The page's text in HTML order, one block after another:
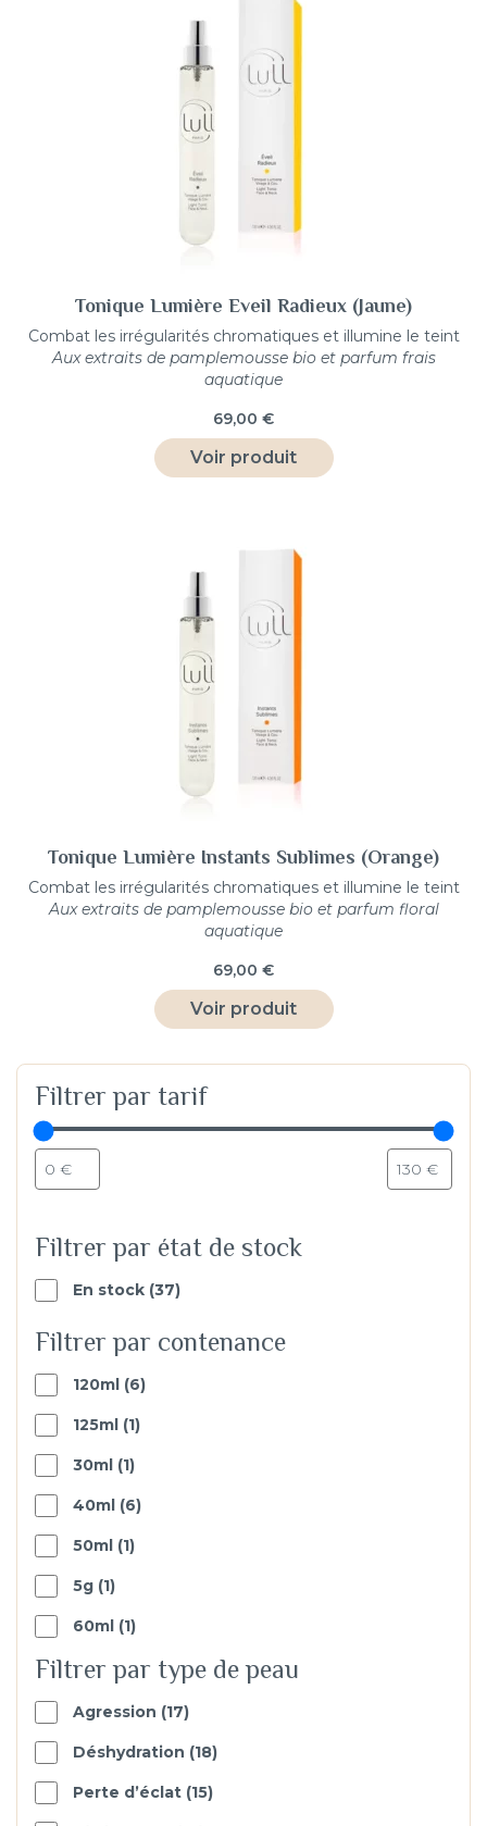
Tonique Lumière Eveil Radieux (Jaune)
Combat les irrégularités chromatiques et illumine le teint
Aux extraits de pamplemousse bio et parfum frais
aquatique
69,00 €
Voir produit
Tonique Lumière Instants Sublimes (Orange)
Combat les irrégularités chromatiques et illumine le teint
Aux extraits de pamplemousse bio et parfum floral
aquatique
69,00 €
Voir produit
Filtrer
Filtrer par tarif
Filtrer par état de stock
En stock 3737
Filtrer par contenance
120ml 66
125ml 11
30ml 11
40ml 66
50ml 11
5g 11
60ml 11
Filtrer par type de peau
Agression 1717
Déshydration
1818
Perte d’éclat 1515